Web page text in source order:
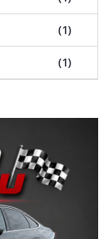
(1)
(1)